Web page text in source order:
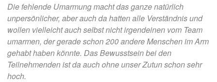
Die fehlende Umarmung macht das ganze natürlich
unpersönlicher, aber auch da hatten alle Verständnis und
wollen vielleicht auch selbst nicht irgendeinen vom Team
umarmen, der gerade schon 200 andere Menschen im Arm
gehabt haben könnte. Das Bewusstsein bei den
Teilnehmenden ist da auch ohne unser Zutun schon sehr
hoch.